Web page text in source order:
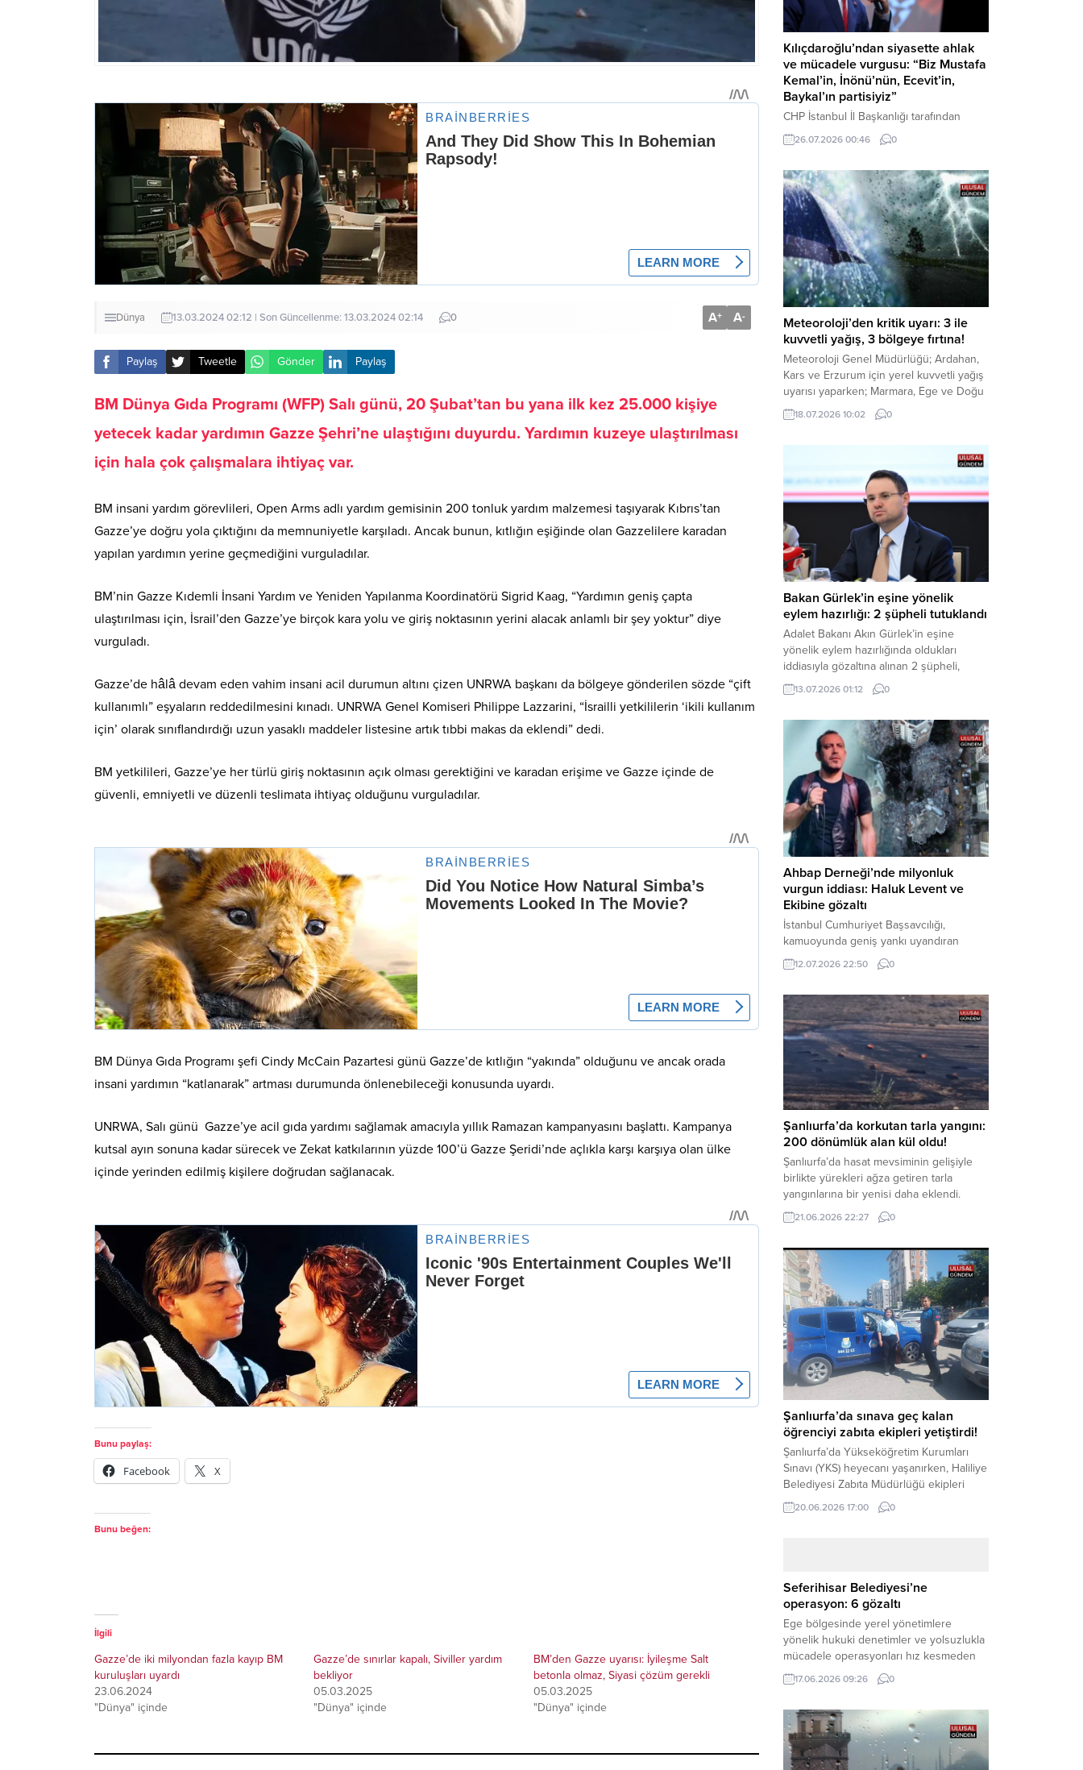
Dünya 13.03.2024 02:12 | Son Güncellenme: 13.03.2024 02:14 0 A+ A-
Paylaş Tweetle Gönder Paylaş
BM Dünya Gıda Programı (WFP) Salı günü, 20 Şubat’tan bu yana ilk kez 25.000 kişiye
yetecek kadar yardımın Gazze Şehri’ne ulaştığını duyurdu. Yardımın kuzeye ulaştırılması
için hala çok çalışmalara ihtiyaç var.
BM insani yardım görevlileri, Open Arms adlı yardım gemisinin 200 tonluk yardım malzemesi taşıyarak Kıbrıs’tan
Gazze’ye doğru yola çıktığını da memnuniyetle karşıladı. Ancak bunun, kıtlığın eşiğinde olan Gazzelilere karadan
yapılan yardımın yerine geçmediğini vurguladılar.
BM’nin Gazze Kıdemli İnsani Yardım ve Yeniden Yapılanma Koordinatörü Sigrid Kaag, “Yardımın geniş çapta
ulaştırılması için, İsrail’den Gazze’ye birçok kara yolu ve giriş noktasının yerini alacak anlamlı bir şey yoktur” diye
vurguladı.
Gazze’de hâlâ devam eden vahim insani acil durumun altını çizen UNRWA başkanı da bölgeye gönderilen sözde “çift
kullanımlı” eşyaların reddedilmesini kınadı. UNRWA Genel Komiseri Philippe Lazzarini, “İsrailli yetkililerin ‘ikili kullanım
için’ olarak sınıflandırdığı uzun yasaklı maddeler listesine artık tıbbi makas da eklendi” dedi.
BM yetkilileri, Gazze’ye her türlü giriş noktasının açık olması gerektiğini ve karadan erişime ve Gazze içinde de
güvenli, emniyetli ve düzenli teslimata ihtiyaç olduğunu vurguladılar.
BM Dünya Gıda Programı şefi Cindy McCain Pazartesi günü Gazze’de kıtlığın “yakında” olduğunu ve ancak orada
insani yardımın “katlanarak” artması durumunda önlenebileceği konusunda uyardı.
UNRWA, Salı günü Gazze’ye acil gıda yardımı sağlamak amacıyla yıllık Ramazan kampanyasını başlattı. Kampanya
kutsal ayın sonuna kadar sürecek ve Zekat katkılarının yüzde 100’ü Gazze Şeridi’nde açlıkla karşı karşıya olan ülke
içinde yerinden edilmiş kişilere doğrudan sağlanacak.
Bunu paylaş:
Facebook X
Bunu beğen:
İlgili
Gazze’de iki milyondan fazla kayıp BM
kuruluşları uyardı
23.06.2024
"Dünya" içinde
Gazze’de sınırlar kapalı, Siviller yardım
bekliyor
05.03.2025
"Dünya" içinde
BM’den Gazze uyarısı: İyileşme Salt
betonla olmaz, Siyasi çözüm gerekli
05.03.2025
"Dünya" içinde
Kılıçdaroğlu’ndan siyasette ahlak
ve mücadele vurgusu: “Biz Mustafa
Kemal’in, İnönü’nün, Ecevit’in,
Baykal’ın partisiyiz”
CHP İstanbul İl Başkanlığı tarafından
düzenlenen Üye Katılım Töreni’nde
konuşan Kemal Kılıçdaroğlu; partinin
beşli çetelerle mücadeleden Aile
Destekleri Sigortası’na kadar birçok kritik
konuda sert ve net mesajlar verdi. Haber
Merkezi – CHP Genel Başkanı Kemal
Kılıçdaroğlu, Rauf Denktaş Kültür
Merkezi’nde gerçekleştirilen ve yeni
üyelere rozetlerinin takıldığı...
26.07.2026 00:46 0
Meteoroloji’den kritik uyarı: 3 ile
kuvvetli yağış, 3 bölgeye fırtına!
Meteoroloji Genel Müdürlüğü; Ardahan,
Kars ve Erzurum için yerel kuvvetli yağış
uyarısı yaparken; Marmara, Ege ve Doğu
Anadolu’nun belirli kesimlerinde ise
saatte 60 kilometre hıza ulaşabilecek
tedbirli olmaya çağırdı. Haber Merkezi –
Çevre, Şehircilik ve İklim Değişikliği
Bakanlığı Meteoroloji Genel Müdürlüğü,
ülke genelini kapsayan son hava...
18.07.2026 10:02 0
Bakan Gürlek’in eşine yönelik
eylem hazırlığı: 2 şüpheli tutuklandı
Adalet Bakanı Akın Gürlek’in eşine
yönelik eylem hazırlığında oldukları
iddiasıyla gözaltına alınan 2 şüpheli,
çıkarıldıkları mahkemece tutuklanarak
cezaevine gönderildi. Haber Merkezi –
tarafından yürütülen geniş kapsamlı
soruşturma çerçevesinde gözaltına
alınan şüphelilerin emniyetteki işlemleri
tamamlandı. Güvenlik birimlerindeki
sorgularının ardından yoğun güvenlik
önlemleri altında adliyeye sevk edilen
U.Y. ve...
13.07.2026 01:12 0
Ahbap Derneği’nde milyonluk
vurgun iddiası: Haluk Levent ve
Ekibine gözaltı
İstanbul Cumhuriyet Başsavcılığı,
kamuoyunda geniş yankı uyandıran
Ahbap Derneği’ne yönelik kapsamlı bir
soruşturma başlattığını ve Dernek
şüphelilerin gözaltına alındığını açıkladı.
Yürütülen tahkikatın “Dernekler
Kanunu’na muhalefet”, “suçtan
kaynaklanan mal varlığı değerlerini
aklama” ve “örgüt” suçlamaları
kapsamında derinleştirildiği bildirildi.
Haber Merkezi – Soruşturmanın
odağında, özellikle 6 Şubat...
12.07.2026 22:50 0
Şanlıurfa’da korkutan tarla yangını:
200 dönümlük alan kül oldu!
Şanlıurfa’da hasat mevsiminin gelişiyle
birlikte yürekleri ağza getiren tarla
yangınlarına bir yenisi daha eklendi.
Hilvan ilçesinde çıkan yangında, 50
dönümü biçilmemiş buğday olmak üzere
teslim olarak küle döndü. Haber Merkezi
– Yangın, Şanlıurfa’nın Hilvan ilçesine
bağlı Agilmuz köyünde meydana geldi.
Edinilen bilgilere göre, henüz
belirlenemeyen...
21.06.2026 22:27 0
Şanlıurfa’da sınava geç kalan
öğrenciyi zabıta ekipleri yetiştirdi!
Şanlıurfa’da Yükseköğretim Kurumları
Sınavı (YKS) heyecanı yaşanırken, Haliliye
Belediyesi Zabıta Müdürlüğü ekipleri
geleceğini belirleyecek sınava geç kalma
tehlikesiyle karşı karşıya kalan bir
yolunu tutan binlerce aday arasında,
sınav yerine zamanında ulaşamayan bir
öğrenci büyük bir panik yaşadı....
20.06.2026 17:00 0
Seferihisar Belediyesi’ne
operasyon: 6 gözaltı
Ege bölgesinde yerel yönetimlere
yönelik hukuki denetimler ve yolsuzlukla
mücadele operasyonları hız kesmeden
devam ediyor. İzmir’in turistik ilçelerinden
Seferihisar Belediyesi, sabah saatlerinde
operasyonuyla sarsıldı. Haber Merkezi –
İzmir Cumhuriyet Başsavcılığı
koordinesinde yürütülen geniş kapsamlı
17.06.2026 09:26 0